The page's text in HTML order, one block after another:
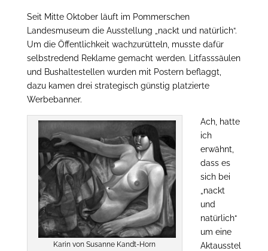
Seit Mitte Oktober läuft im Pommerschen
Landesmuseum die Ausstellung „nackt und natürlich“.
Um die Öffentlichkeit wachzurütteln, musste dafür
selbstredend Reklame gemacht werden. Litfasssäulen
und Bushaltestellen wurden mit Postern beflaggt,
dazu kamen drei strategisch günstig platzierte
Werbebanner.
Karin von Susanne Kandt-Horn
Ach, hatte
ich
erwähnt,
dass es
sich bei
„nackt
und
natürlich“
um eine
Aktausstel